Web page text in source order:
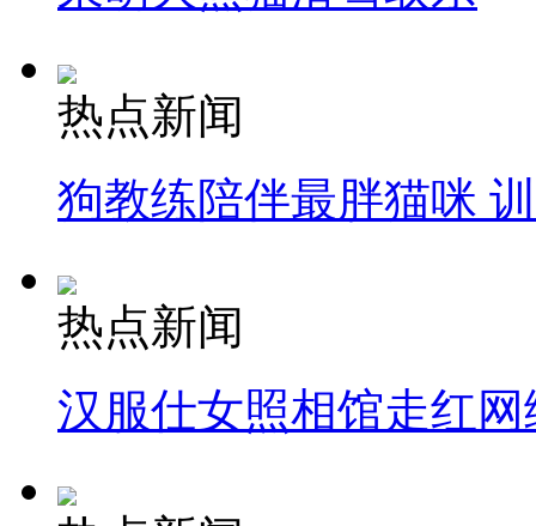
热点新闻
狗教练陪伴最胖猫咪
热点新闻
汉服仕女照相馆走红网